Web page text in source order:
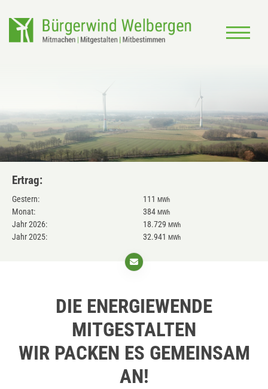
Ertrag:
Gestern: 111 MWh
Monat: 384 MWh
Jahr 2026: 18.729 MWh
Jahr 2025: 32.941 MWh
DIE ENERGIEWENDE
MITGESTALTEN
WIR PACKEN ES GEMEINSAM
AN!